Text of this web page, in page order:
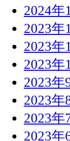
2024年
2023年
2023年
2023年
2023年
2023年
2023年
2023年